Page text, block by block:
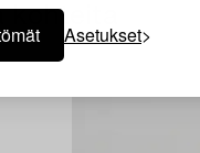
Asetukset
kohteita